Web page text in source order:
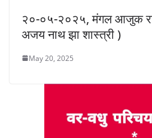
२०-०५-२०२५, मंगल आजुक
अजय नाथ झा शास्त्री )
May 20, 2025